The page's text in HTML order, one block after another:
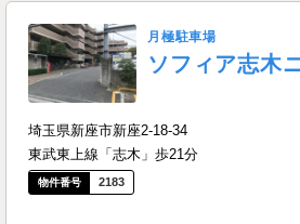
月極駐車場
ソフィア志木
埼玉県新座市新座2-18-34
東武東上線「志木」歩21分
2183